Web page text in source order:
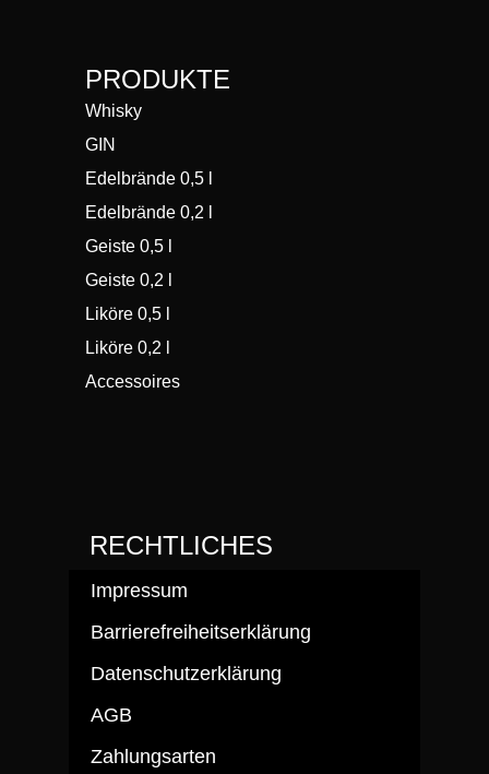
PRODUKTE
Whisky
GIN
Edelbrände 0,5 l
Edelbrände 0,2 l
Geiste 0,5 l
Geiste 0,2 l
Liköre 0,5 l
Liköre 0,2 l
Accessoires
RECHTLICHES
Impressum
Barrierefreiheitserklärung
Datenschutzerklärung
AGB
Zahlungsarten